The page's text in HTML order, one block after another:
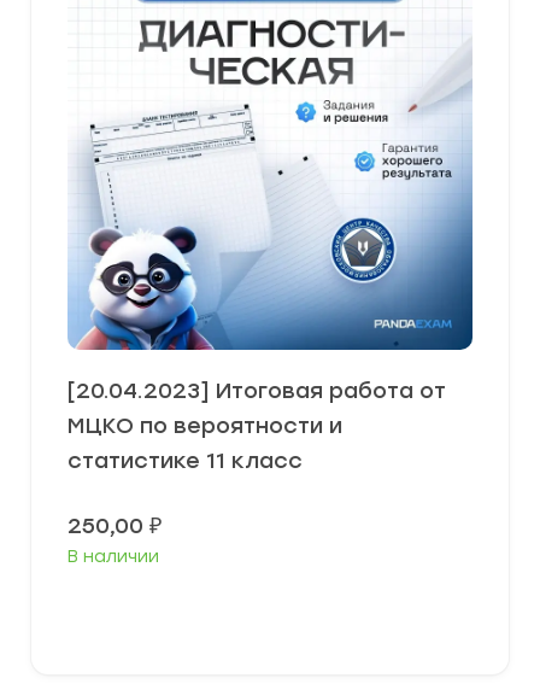
[20.04.2023] Итоговая работа от
МЦКО по вероятности и
статистике 11 класс
250,00 ₽
В наличии